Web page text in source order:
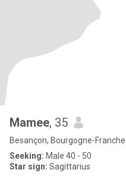
Mamee, 35
Besançon, Bourgogne-
Seeking: Male 40 - 50
Star sign: Sagittarius